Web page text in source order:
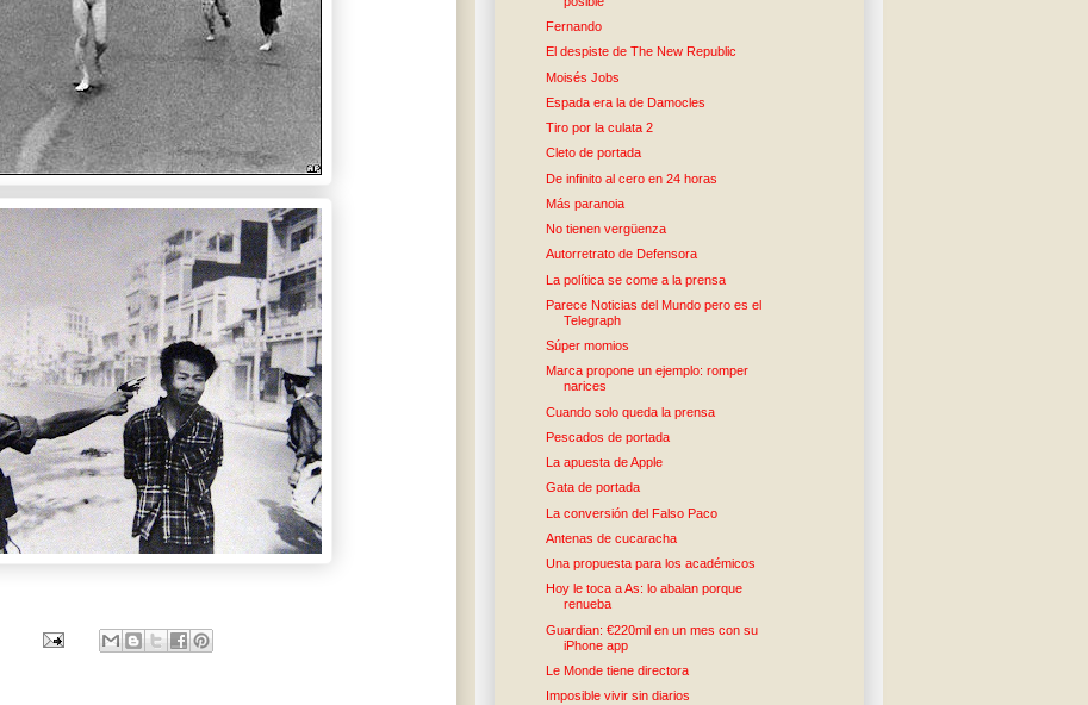
Fernando
El despiste de The New Republic
Moisés Jobs
Espada era la de Damocles
Tiro por la culata 2
Cleto de portada
De infinito al cero en 24 horas
Más paranoia
No tienen vergüenza
Autorretrato de Defensora
La política se come a la prensa
Parece Noticias del Mundo pero es el
Telegraph
Súper momios
Marca propone un ejemplo: romper
narices
Cuando solo queda la prensa
Pescados de portada
La apuesta de Apple
Gata de portada
La conversión del Falso Paco
Antenas de cucaracha
Una propuesta para los académicos
Hoy le toca a As: lo abalan porque
renueba
Guardian: €220mil en un mes con su
iPhone app
Le Monde tiene directora
Imposible vivir sin diarios